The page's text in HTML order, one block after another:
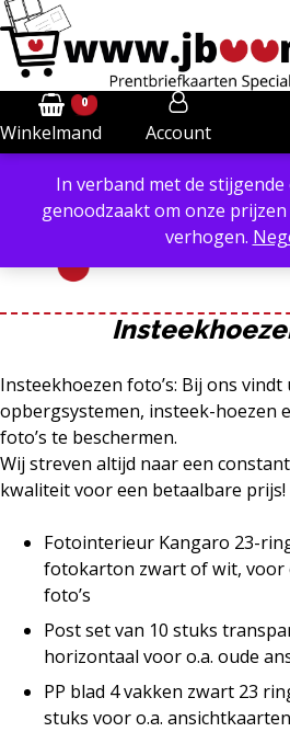
In verband met de
genoodzaakt om onze
verhogen.
0
Winkelmand Account
Insteekhoezen foto’s: Bij ons vindt
opbergsystemen, insteek-hoezen
foto’s te beschermen.
Wij streven altijd naar een
kwaliteit voor een betaalbare prijs!
Fotointerieur Kangaro 23-
fotokarton zwart of wit, voor
foto’s
Post set van 10 stuks
horizontaal voor o.a. oude
PP blad 4 vakken zwart 23
stuks voor o.a.